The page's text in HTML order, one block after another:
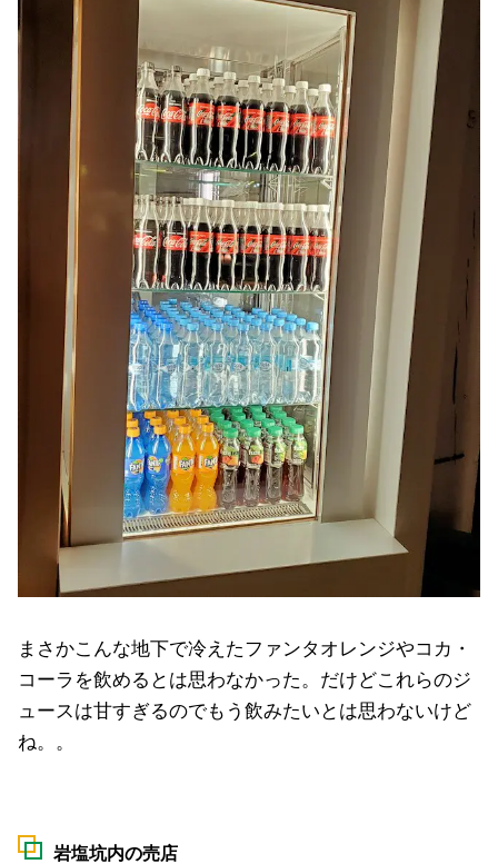
まさかこんな地下で冷えたファンタオレンジやコカ・
コーラを飲めるとは思わなかった。だけどこれらのジ
ュースは甘すぎるのでもう飲みたいとは思わないけど
ね。。
岩塩坑内の売店